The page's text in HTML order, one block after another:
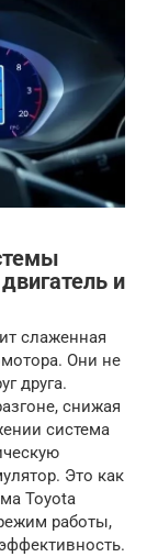
и
слаженная
Они не
друга.
снижая
система
Это как
Toyota
работы,